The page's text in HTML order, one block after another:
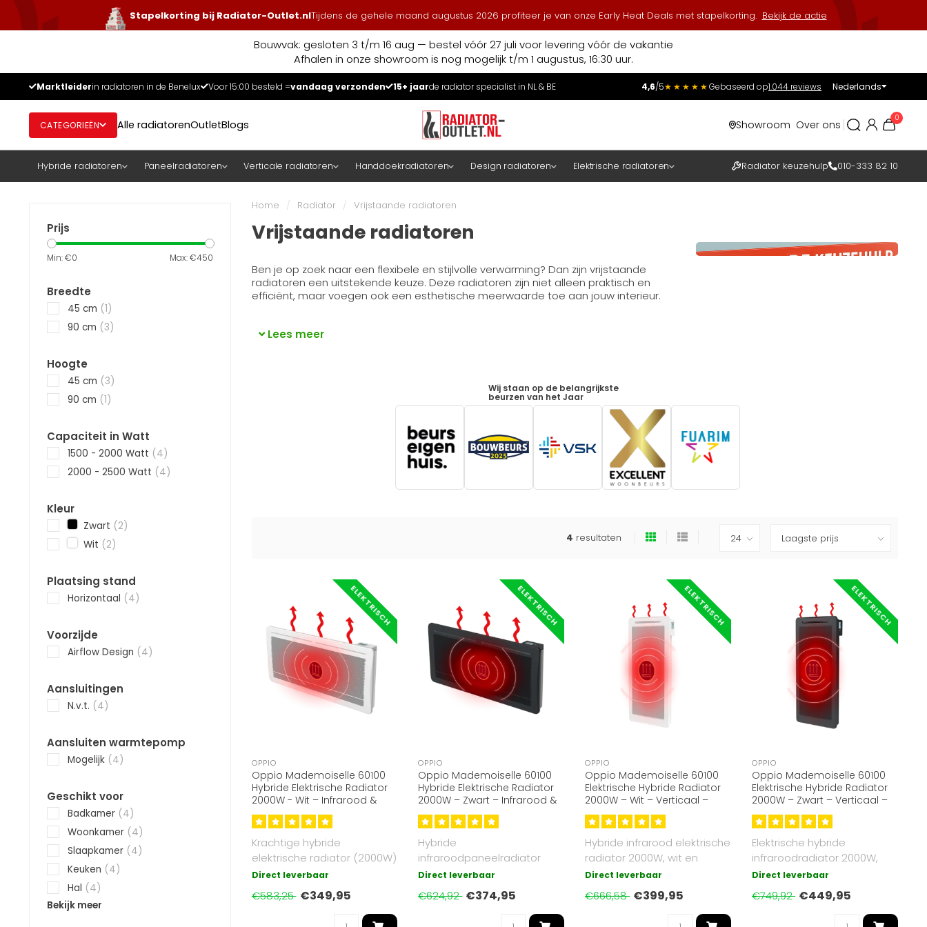
Stapelkorting bij Radiator-Outlet.nlTijdens de gehele maand augustus 2026 profiteer je van onze Early Heat Deals met stapelkorting. Bekijk de actie
Bouwvak: gesloten 3 t/m 16 aug — bestel vóór 27 juli voor levering vóór de vakantie
Afhalen in onze showroom is nog mogelijk t/m 1 augustus, 16:30 uur.
Marktleiderin radiatoren in de Benelux Voor 15:00 besteld =vandaag verzonden 15+ jaarde radiator specialist in NL & BE 4,6/5★★★★★Gebaseerd op1.044 reviews Nederlands
CATEGORIEËN Alle radiatorenOutletBlogs Showroom Over ons
0
Hybride radiatoren Paneelradiatoren Verticale radiatoren Handdoekradiatoren Design radiatoren Elektrische radiatoren Radiator keuzehulp 010-333 82 10
Prijs
Min: €0 Max: €450
Breedte
45 cm (1)
90 cm (3)
Hoogte
45 cm (3)
90 cm (1)
Capaciteit in Watt
1500 - 2000 Watt (4)
2000 - 2500 Watt (4)
Kleur
Zwart (2)
Wit (2)
Plaatsing stand
Horizontaal (4)
Voorzijde
Airflow Design (4)
Aansluitingen
N.v.t. (4)
Aansluiten warmtepomp
Mogelijk (4)
Geschikt voor
Badkamer (4)
Woonkamer (4)
Slaapkamer (4)
Keuken (4)
Hal (4)
Bekijk meer
Home / Radiator / Vrijstaande radiatoren
Vrijstaande radiatoren
Ben je op zoek naar een flexibele en stijlvolle verwarming? Dan zijn vrijstaande
radiatoren een uitstekende keuze. Deze radiatoren zijn niet alleen praktisch en
efficiënt, maar voegen ook een esthetische meerwaarde toe aan jouw interieur.
Lees meer
Wij staan op de belangrijkste
beurzen van het Jaar
4 resultaten
ELEKTRISCH
OPPIO
Oppio Mademoiselle 60100
Hybride Elektrische Radiator
2000W - Wit – Infrarood &
Convectie
Krachtige hybride
elektrische radiator (2000W)
met infrarood- en
convectiewarmte..
Direct leverbaar
€583,25 €349,95
ELEKTRISCH
OPPIO
Oppio Mademoiselle 60100
Hybride Elektrische Radiator
2000W – Zwart – Infrarood &
Convectie
Hybride
infraroodpaneelradiator
(2000W) in zwart, met Wi-Fi-
appfunctie, combinee..
Direct leverbaar
€624,92 €374,95
ELEKTRISCH
OPPIO
Oppio Mademoiselle 60100
Elektrische Hybride Radiator
2000W – Wit – Verticaal –
Infrarood & Convectie
Hybride infrarood elektrische
radiator 2000W, wit en
verticaal, met Wi-Fi functi..
Direct leverbaar
€666,58 €399,95
ELEKTRISCH
OPPIO
Oppio Mademoiselle 60100
Elektrische Hybride Radiator
2000W – Zwart – Verticaal –
Infrarood & Convectie
Elektrische hybride
infraroodradiator 2000W,
zwart en verticaal, met Wi-Fi
Direct leverbaar
€749,92 €449,95